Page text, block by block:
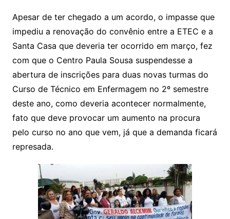
Apesar de ter chegado a um acordo, o impasse que
impediu a renovação do convênio entre a ETEC e a
Santa Casa que deveria ter ocorrido em março, fez
com que o Centro Paula Sousa suspendesse a
abertura de inscrições para duas novas turmas do
Curso de Técnico em Enfermagem no 2º semestre
deste ano, como deveria acontecer normalmente,
fato que deve provocar um aumento na procura
pelo curso no ano que vem, já que a demanda ficará
represada.